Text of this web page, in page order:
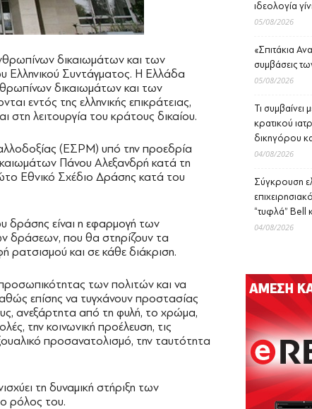
δικαιωμάτων και των
Ελληνικού Συντάγματος. Η Ελλάδα
δικαιωμάτων και των
εντός της ελληνικής επικράτειας,
λειτουργία του κράτους δικαίου.
(ΕΣΡΜ) υπό την προεδρία
Πάνου Αλεξανδρή κατά τη
Εθνικό Σχέδιο Δράσης κατά του
δράσης είναι η εφαρμογή των
δράσεων, που θα στηρίζουν τα
ρατσισμού και σε κάθε διάκριση.
των πολιτών και να
επίσης να τυγχάνουν προστασίας
ανεξάρτητα από τη φυλή, το χρώμα,
την κοινωνική προέλευση, τις
προσανατολισμό, την ταυτότητα
τη δυναμική στήριξη των
ρόλος του.
ιδεολογία
05/08/2026
«Σπιτάκια
συμβάσεις
05/08/2026
Τι συμβαίνει
κρατικού
δικηγόρου
04/08/2026
Σύγκρουση
“τυφλά” Bell
04/08/2026